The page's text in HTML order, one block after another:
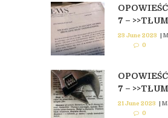
7 –
23 June 2023
0
7 –
21 June 2023 |
0